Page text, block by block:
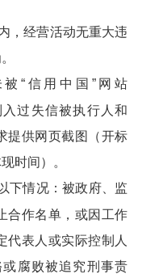
，经营活动无重大违
“信用中国”网站
入过失信被执行人和
提供网页截图（开标
时间）。
下情况：被政府、监
合作名单，或因工作
代表人或实际控制人
腐败被追究刑事责